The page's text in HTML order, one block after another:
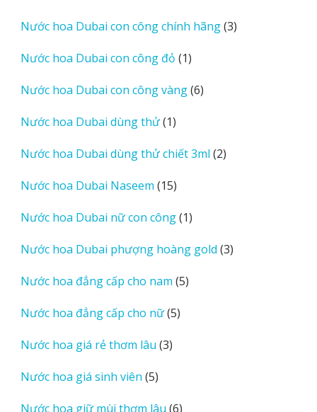
phẩm
Nước hoa Dubai con công chính hãng 33
Nước hoa Dubai con công đỏ 11
phẩm
Nước hoa Dubai con công vàng 66
Nước hoa Dubai dùng thử 11
phẩm
Nước hoa Dubai dùng thử chiết 3ml 22
Nước hoa Dubai Naseem 1515
phẩm
Nước hoa Dubai nữ con công 11
phẩm
Nước hoa Dubai phượng hoàng gold 33
Nước hoa đẳng cấp cho nam 55
Nước hoa đẳng cấp cho nữ 55
Nước hoa giá rẻ thơm lâu 33
Nước hoa giá sinh viên 55
Nước hoa giữ mùi thơm lâu 66